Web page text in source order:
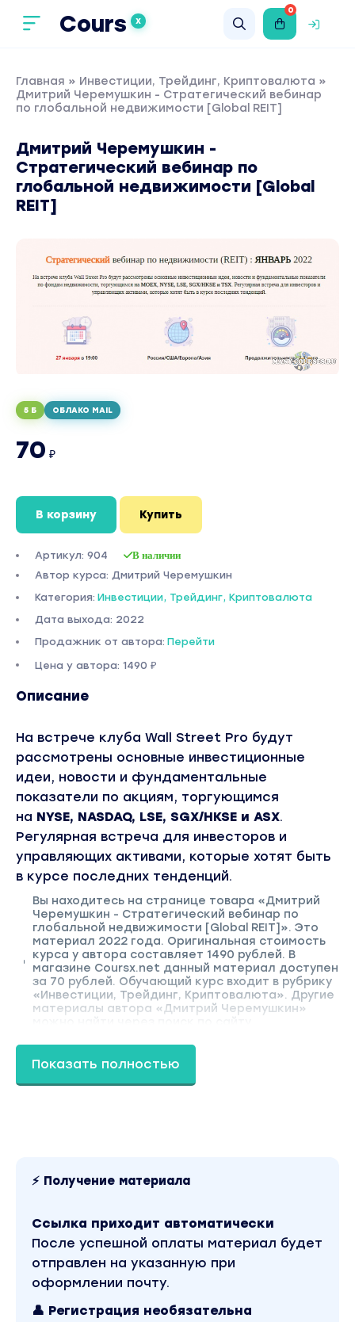
Cours X
0
Главная » Инвестиции, Трейдинг, Криптовалюта »
Дмитрий Черемушкин - Стратегический вебинар
по глобальной недвижимости [Global REIT]
Дмитрий Черемушкин -
Стратегический вебинар по
глобальной недвижимости [Global
REIT]
5 Б ОБЛАКО MAIL
70 ₽
В корзину Купить
Артикул: 904 В наличии
Автор курса: Дмитрий Черемушкин
Категория: Инвестиции, Трейдинг, Криптовалюта
Дата выхода: 2022
Продажник от автора: Перейти
Цена у автора: 1490 ₽
Описание
На встрече клуба Wall Street Pro будут
рассмотрены основные инвестиционные
идеи, новости и фундаментальные
показатели по акциям, торгующимся
на NYSE, NASDAQ, LSE, SGX/HKSE и ASX.
Регулярная встреча для инвесторов и
управляющих активами, которые хотят быть
в курсе последних тенденций.
Вы находитесь на странице товара «Дмитрий
Черемушкин - Стратегический вебинар по
глобальной недвижимости [Global REIT]». Это
материал 2022 года. Оригинальная стоимость
курса у автора составляет 1490 рублей. В
магазине Coursx.net данный материал доступен
за 70 рублей. Обучающий курс входит в рубрику
«Инвестиции, Трейдинг, Криптовалюта». Другие
материалы автора «Дмитрий Черемушкин»
Показать полностью
⚡ Получение материала
Ссылка приходит автоматически
После успешной оплаты материал будет
отправлен на указанную при
оформлении почту.
👤 Регистрация необязательна